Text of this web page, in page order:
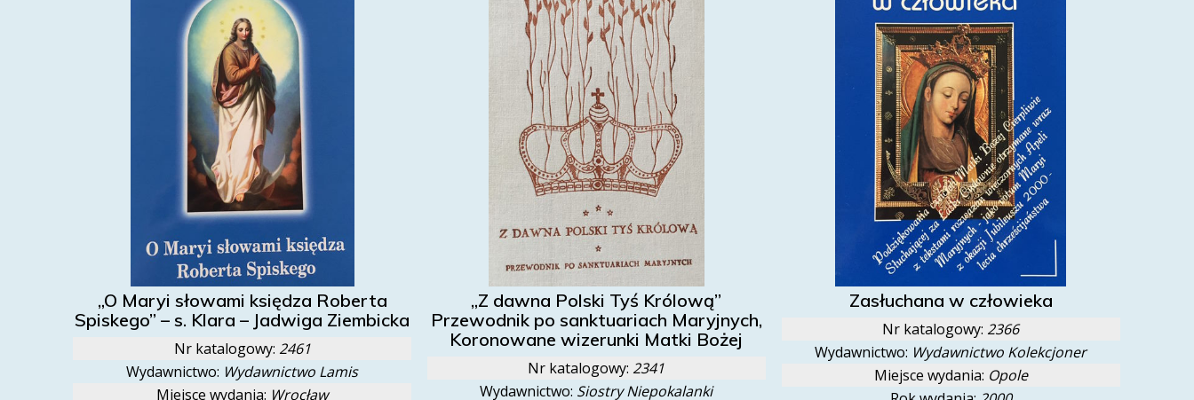
„O Maryi słowami księdza Roberta
Spiskego” – s. Klara – Jadwiga Ziembicka
Nr katalogowy: 2461
Wydawnictwo: Wydawnictwo Lamis
Miejsce wydania: Wrocław
„Z dawna Polski Tyś Królową”
Przewodnik po sanktuariach Maryjnych,
Koronowane wizerunki Matki Bożej
Nr katalogowy: 2341
Wydawnictwo: Siostry Niepokalanki
Zasłuchana w człowieka
Nr katalogowy: 2366
Wydawnictwo: Wydawnictwo Kolekcjoner
Miejsce wydania: Opole